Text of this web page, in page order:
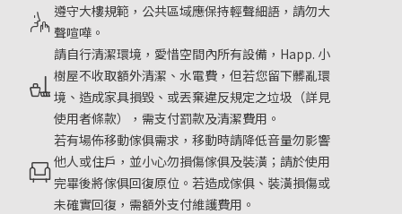
遵守大樓規範，公共區域應保持輕聲細語，請勿大
聲喧嘩。
請自行清潔環境，愛惜空間內所有設備，Happ. 小
樹屋不收取額外清潔、水電費，但若您留下髒亂環
境、造成家具損毀、或丟棄違反規定之垃圾（詳見
使用者條款），需支付罰款及清潔費用。
若有場佈移動傢俱需求，移動時請降低音量勿影響
他人或住戶，並小心勿損傷傢俱及裝潢；請於使用
完畢後將傢俱回復原位。若造成傢俱、裝潢損傷或
未確實回復，需額外支付維護費用。